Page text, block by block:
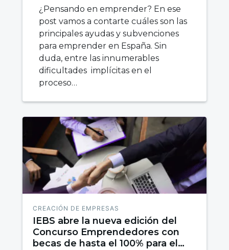
¿Pensando en emprender? En ese
post vamos a contarte cuáles son las
principales ayudas y subvenciones
para emprender en España. Sin
duda, entre las innumerables
dificultades implícitas en el
proceso…
CREACIÓN DE EMPRESAS
IEBS abre la nueva edición del
Concurso Emprendedores con
becas de hasta el 100% para el